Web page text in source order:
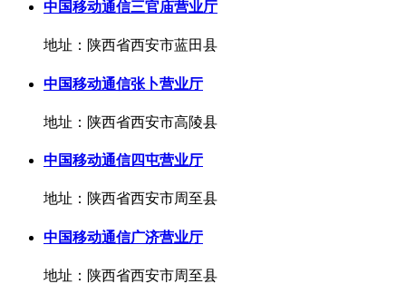
中国移动通信三官庙营业厅
地址：陕西省西安市蓝田县
中国移动通信张卜营业厅
地址：陕西省西安市高陵县
中国移动通信四屯营业厅
地址：陕西省西安市周至县
中国移动通信广济营业厅
地址：陕西省西安市周至县